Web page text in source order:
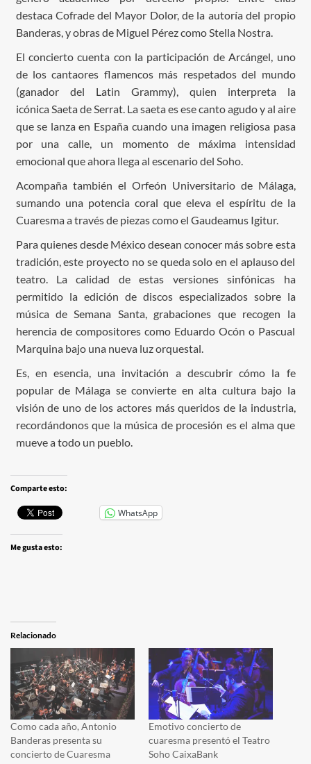
destaca Cofrade del Mayor Dolor, de la autoría del propio
Banderas, y obras de Miguel Pérez como Stella Nostra.
El concierto cuenta con la participación de Arcángel, uno
de los cantaores flamencos más respetados del mundo
(ganador del Latin Grammy), quien interpreta la
icónica Saeta de Serrat. La saeta es ese canto agudo y al aire
que se lanza en España cuando una imagen religiosa pasa
por una calle, un momento de máxima intensidad
emocional que ahora llega al escenario del Soho.
Acompaña también el Orfeón Universitario de Málaga,
sumando una potencia coral que eleva el espíritu de la
Cuaresma a través de piezas como el Gaudeamus Igitur.
Para quienes desde México desean conocer más sobre esta
tradición, este proyecto no se queda solo en el aplauso del
teatro. La calidad de estas versiones sinfónicas ha
permitido la edición de discos especializados sobre la
música de Semana Santa, grabaciones que recogen la
herencia de compositores como Eduardo Ocón o Pascual
Marquina bajo una nueva luz orquestal.
Es, en esencia, una invitación a descubrir cómo la fe
popular de Málaga se convierte en alta cultura bajo la
visión de uno de los actores más queridos de la industria,
recordándonos que la música de procesión es el alma que
mueve a todo un pueblo.
Comparte esto:
WhatsApp
Me gusta esto:
Relacionado
Como cada año, Antonio
Banderas presenta su
concierto de Cuaresma
Emotivo concierto de
cuaresma presentó el Teatro
Soho CaixaBank